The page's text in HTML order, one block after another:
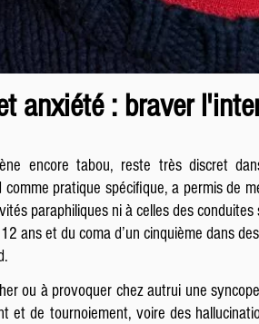
anxiété : braver
encore tabou, reste très discret
pratique spécifique, a permis de
paraphiliques ni à celles des
ans et du coma d’un cinquième dans
ou à provoquer chez autrui une
et de tournoiement, voire des